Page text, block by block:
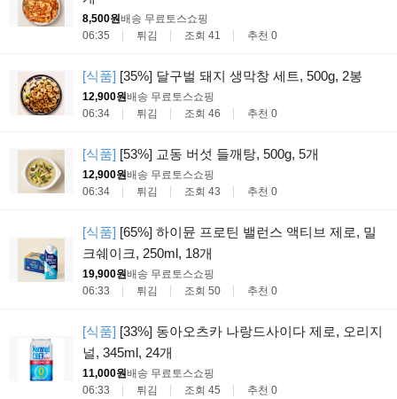
8,500원배송 무료토스쇼핑
06:35
튀김 조회 41 추천 0
[식품] [35%] 달구벌 돼지 생막창 세트, 500g, 2봉
12,900원배송 무료토스쇼핑
06:34
튀김 조회 46 추천 0
[식품] [53%] 교동 버섯 들깨탕, 500g, 5개
12,900원배송 무료토스쇼핑
06:34
튀김 조회 43 추천 0
[식품] [65%] 하이뮨 프로틴 밸런스 액티브 제로, 밀
크쉐이크, 250ml, 18개
19,900원배송 무료토스쇼핑
06:33
튀김 조회 50 추천 0
[식품] [33%] 동아오츠카 나랑드사이다 제로, 오리지
널, 345ml, 24개
11,000원배송 무료토스쇼핑
06:33
튀김 조회 45 추천 0